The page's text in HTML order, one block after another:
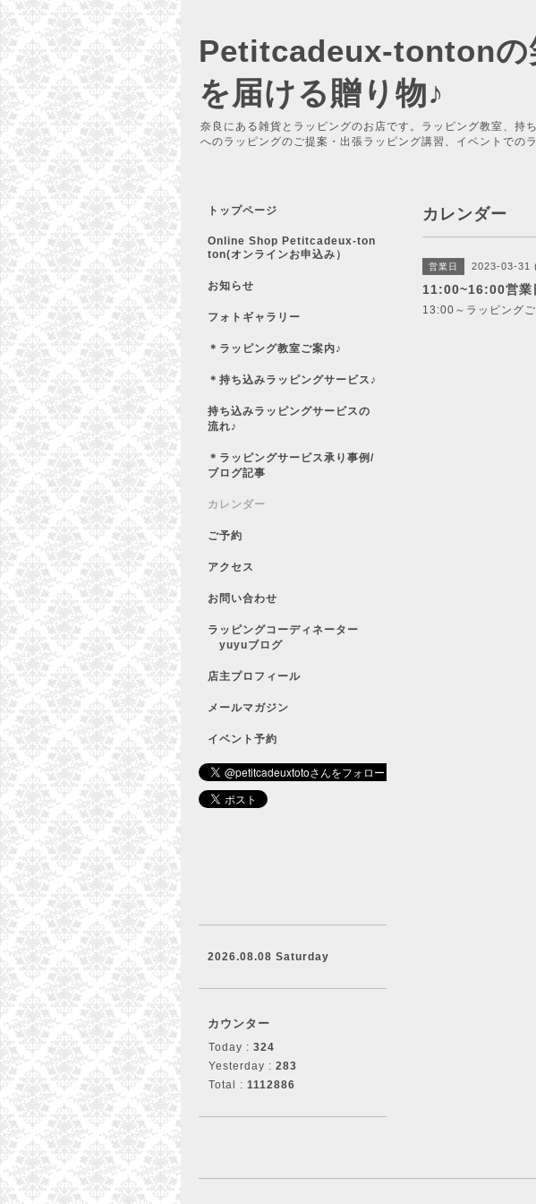
Petitcadeux-tontonの
を届ける贈り物♪
奈良にある雑貨とラッピングのお店です。ラッピング教室、持
へのラッピングのご提案・出張ラッピング講習、イベントでの
カレンダー
営業日 2023-03-31
11:00~16:00営業
13:00～ラッピング
トップページ
Online Shop Petitcadeux-ton
ton(オンラインお申込み）
お知らせ
フォトギャラリー
＊ラッピング教室ご案内♪
＊持ち込みラッピングサービス♪
持ち込みラッピングサービスの
流れ♪
＊ラッピングサービス承り事例/
ブログ記事
カレンダー
ご予約
アクセス
お問い合わせ
ラッピングコーディネーター
yuyuブログ
店主プロフィール
メールマガジン
イベント予約
2026.08.08 Saturday
カウンター
Today : 324
Yesterday : 283
Total : 1112886